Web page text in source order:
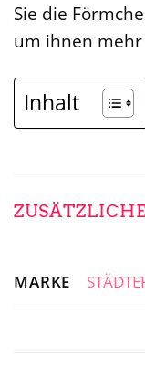
Sie die
um ihnen
Inhalt
MARKE